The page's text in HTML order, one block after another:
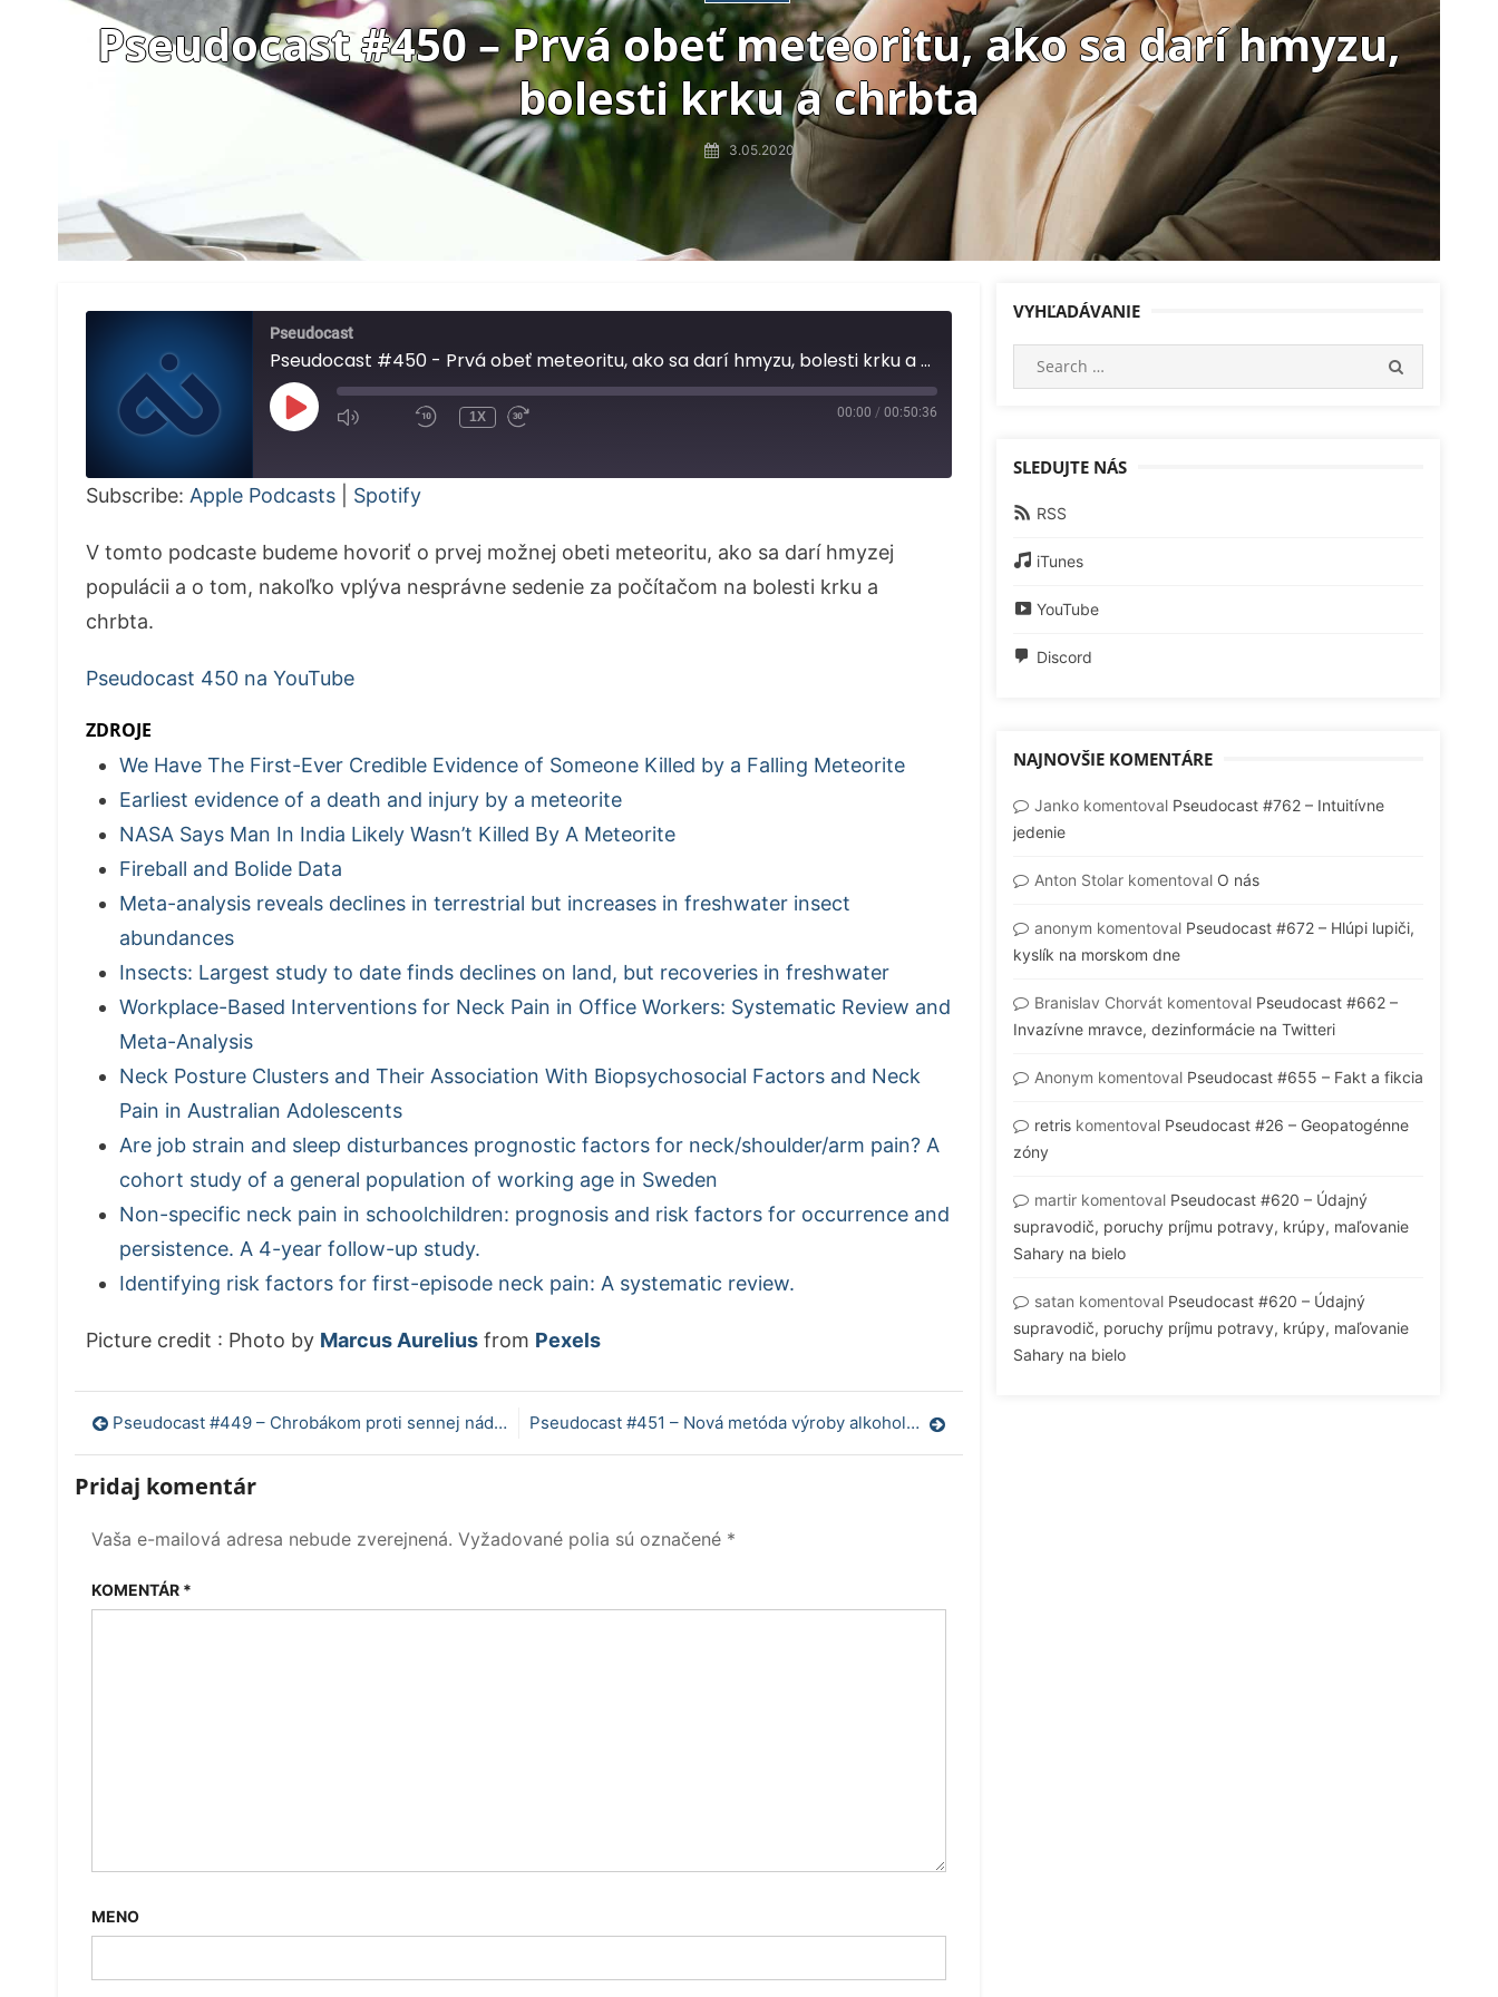
Pseudocast #450 – Prvá obeť meteoritu, ako sa darí hmyzu,
bolesti krku a chrbta
3.05.2020
Pseudocast
Pseudocast #450 - Prvá obeť meteoritu, ako sa darí hmyzu, bolesti krku a chrbta
PLAY
EPISODE
1X 00:00 / 00:50:36
Subscribe: Apple Podcasts Spotify
V tomto podcaste budeme hovoriť o prvej možnej obeti meteoritu, ako sa darí hmyzej
populácii a o tom, nakoľko vplýva nesprávne sedenie za počítačom na bolesti krku a
chrbta.
Pseudocast 450 na YouTube
ZDROJE
We Have The First-Ever Credible Evidence of Someone Killed by a Falling Meteorite
Earliest evidence of a death and injury by a meteorite
NASA Says Man In India Likely Wasn’t Killed By A Meteorite
Fireball and Bolide Data
Meta-analysis reveals declines in terrestrial but increases in freshwater insect
abundances
Insects: Largest study to date finds declines on land, but recoveries in freshwater
Workplace-Based Interventions for Neck Pain in Office Workers: Systematic Review and
Meta-Analysis
Neck Posture Clusters and Their Association With Biopsychosocial Factors and Neck
Pain in Australian Adolescents
Are job strain and sleep disturbances prognostic factors for neck/shoulder/arm pain? A
cohort study of a general population of working age in Sweden
Non-specific neck pain in schoolchildren: prognosis and risk factors for occurrence and
persistence. A 4-year follow-up study.
Identifying risk factors for first-episode neck pain: A systematic review.
Picture credit : Photo by Marcus Aurelius from Pexels
Navigácia
v
článku
Pseudocast #449 – Chrobákom proti sennej nádche, medzihviezdny návštevník, enzým rozkladajúci plasty Pseudocast #451 – Nová metóda výroby alkoholu, živý betón, Ignác Semmelweis (opäť)
Pridaj komentár
Vaša e-mailová adresa nebude zverejnená. Vyžadované polia sú označené *
KOMENTÁR *
MENO
VYHĽADÁVANIE
SLEDUJTE NÁS
RSS
iTunes
YouTube
Discord
NAJNOVŠIE KOMENTÁRE
Jankokomentoval Pseudocast #762 – Intuitívne
jedenie
Anton Stolarkomentoval O nás
anonym komentoval Pseudocast #672 – Hlúpi lupiči,
kyslík na morskom dne
Branislav Chorvátkomentoval Pseudocast #662 –
Invazívne mravce, dezinformácie na Twitteri
Anonym komentoval Pseudocast #655 – Fakt a fikcia
retriskomentoval Pseudocast #26 – Geopatogénne
zóny
martirkomentoval Pseudocast #620 – Údajný
supravodič, poruchy príjmu potravy, krúpy, maľovanie
Sahary na bielo
satan komentoval Pseudocast #620 – Údajný
supravodič, poruchy príjmu potravy, krúpy, maľovanie
Sahary na bielo